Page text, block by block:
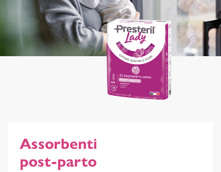
Assorbenti
post-parto